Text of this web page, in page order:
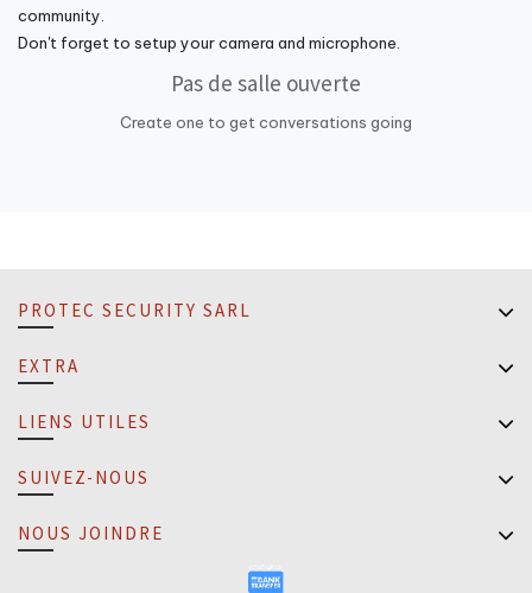
community.
Don't forget to setup your camera and microphone.
Pas de salle ouverte
Create one to get conversations going
PROTEC SECURITY SARL
EXTRA
LIENS UTILES
SUIVEZ-NOUS
NOUS JOINDRE